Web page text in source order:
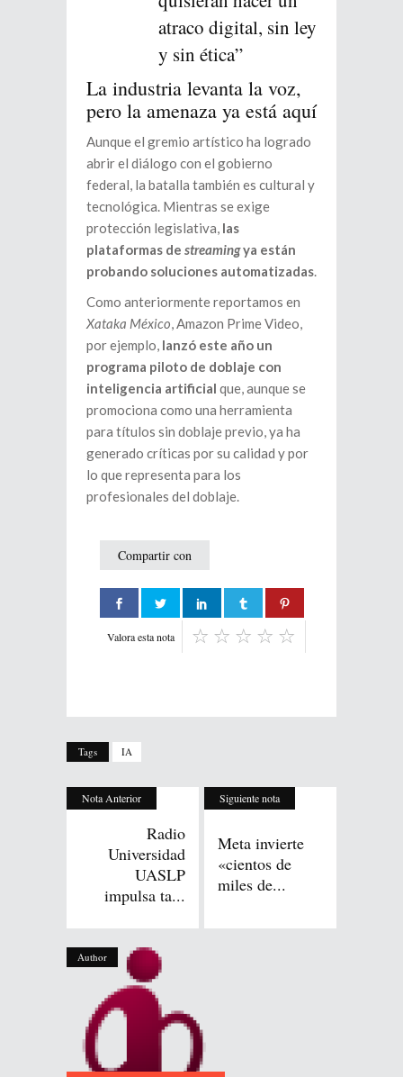
atraco digital, sin ley
y sin ética”
La industria levanta la voz,
pero la amenaza ya está aquí
Aunque el gremio artístico ha logrado
abrir el diálogo con el gobierno
federal, la batalla también es cultural y
tecnológica. Mientras se exige
protección legislativa, las
plataformas de streamingya están
probando soluciones automatizadas
Como anteriormente reportamos en
Xataka México , Amazon Prime Video,
por ejemplo, lanzó este año un
programa piloto de doblaje con
inteligencia artificial que, aunque se
promociona como una herramienta
para títulos sin doblaje previo, ya ha
generado críticas por su calidad y por
lo que representa para los
profesionales del doblaje.
Compartir con
Valora esta nota
Tags IA
Nota Anterior
Radio
Universidad
UASLP
impulsa ta...
Siguiente nota
Meta invierte
«cientos de
miles de...
Author